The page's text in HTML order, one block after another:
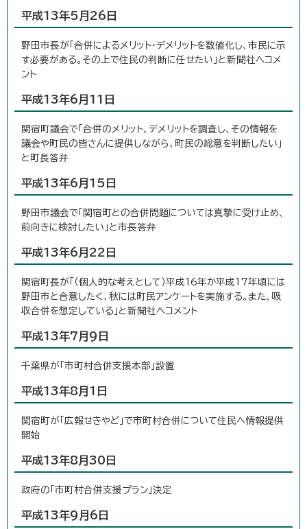
平成13年5月26日
野田市長が「合併によるメリット・デメリットを数値化し、市民に示
す必要がある。その上で住民の判断に任せたい」と新聞社へコメ
ント
平成13年6月11日
関宿町議会で「合併のメリット、デメリットを調査し、その情報を
議会や町民の皆さんに提供しながら、町民の総意を判断したい」
と町長答弁
平成13年6月15日
野田市議会で「関宿町との合併問題については真摯に受け止め、
前向きに検討したい」と市長答弁
平成13年6月22日
関宿町長が「（個人的な考えとして）平成16年か平成17年頃には
野田市と合意したく、秋には町民アンケートを実施する。また、吸
収合併を想定している」と新聞社へコメント
平成13年7月9日
千葉県が「市町村合併支援本部」設置
平成13年8月1日
関宿町が「広報せきやど」で市町村合併について住民へ情報提供
開始
平成13年8月30日
政府の「市町村合併支援プラン」決定
平成13年9月6日